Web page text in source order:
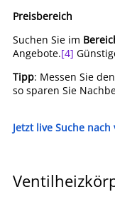
Preisbereich
Suchen Sie im
Angebote.[4]
Tipp: Messen Sie
so sparen Sie
Jetzt live Suche